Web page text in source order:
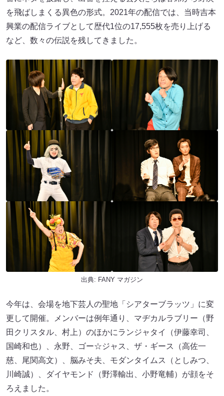
を飛ばしまくる異色の形式。2021年の配信では、当時吉本
興業の配信ライブとして歴代1位の17,555枚を売り上げる
など、数々の伝説を残してきました。
出典: FANY マガジン
今年は、会場を地下芸人の聖地「シアターブラッツ」に変
更して開催。メンバーは例年通り、マヂカルラブリー（野
田クリスタル、村上）のほかにランジャタイ（伊藤幸司、
国崎和也）、永野、ゴー☆ジャス、ザ・ギース（高佐一
慈、尾関高文）、脳みそ夫、モダンタイムス（としみつ、
川崎誠）、ダイヤモンド（野澤輸出、小野竜輔）が顔をそ
ろえました。